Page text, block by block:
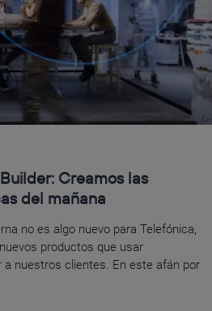
Creamos las
del mañana
no es algo nuevo para Telefónica,
productos que usar
nuestros clientes. En este afán por